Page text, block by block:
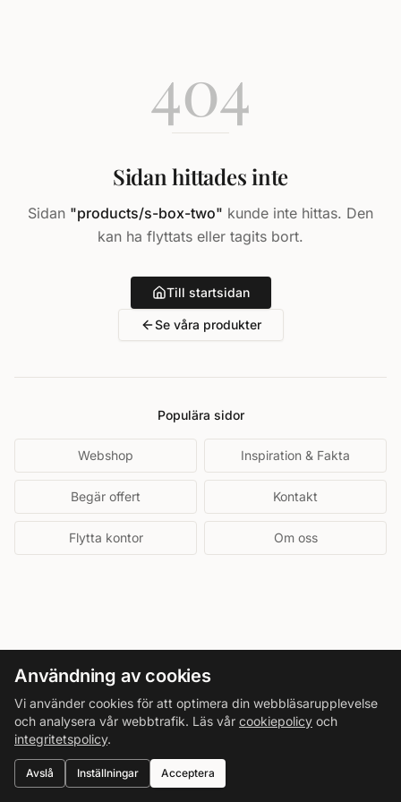
404
Sidan hittades inte
Sidan "products/s-box-two" kunde inte hittas. Den
kan ha flyttats eller tagits bort.
Till startsidan
Se våra produkter
Populära sidor
Webshop Inspiration & Fakta
Begär offert Kontakt
Flytta kontor Om oss
Användning av cookies
Vi använder cookies för att optimera din webbläsarupplevelse
och analysera vår webbtrafik. Läs vår cookiepolicy och
integritetspolicy.
Avslå Inställningar Acceptera